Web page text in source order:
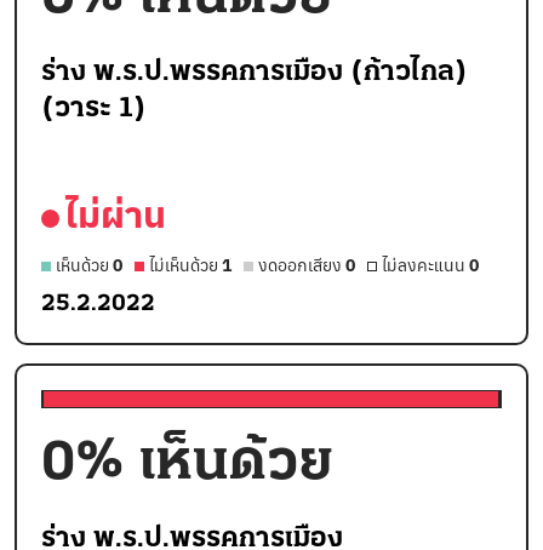
ร่าง พ.ร.ป.พรรคการเมือง (ก้าวไกล)
(วาระ 1)
ไม่ผ่าน
เห็นด้วย 0 ไม่เห็นด้วย 1 งดออกเสียง 0 ไม่ลงคะแนน 0
25.2.2022
0% เห็นด้วย
ร่าง พ.ร.ป.พรรคการเมือง